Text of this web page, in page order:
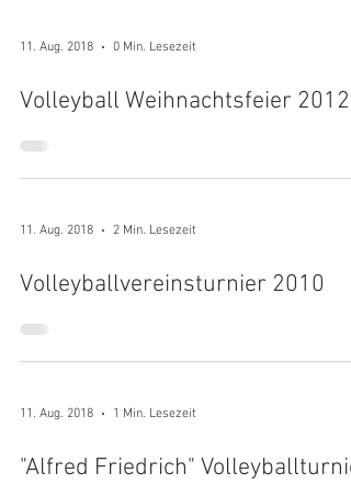
11. Aug. 2018 0 Min. Lesezeit
Volleyball Weihnachtsfeier 2012
11. Aug. 2018 2 Min. Lesezeit
Volleyballvereinsturnier 2010
11. Aug. 2018 1 Min. Lesezeit
"Alfred Friedrich"